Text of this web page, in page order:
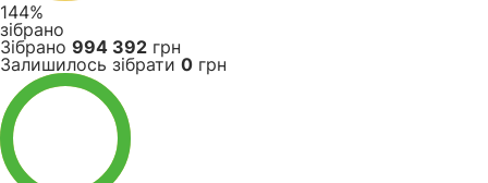
144%
зібрано
Зібрано 994 392 грн
Залишилось зібрати 0 грн